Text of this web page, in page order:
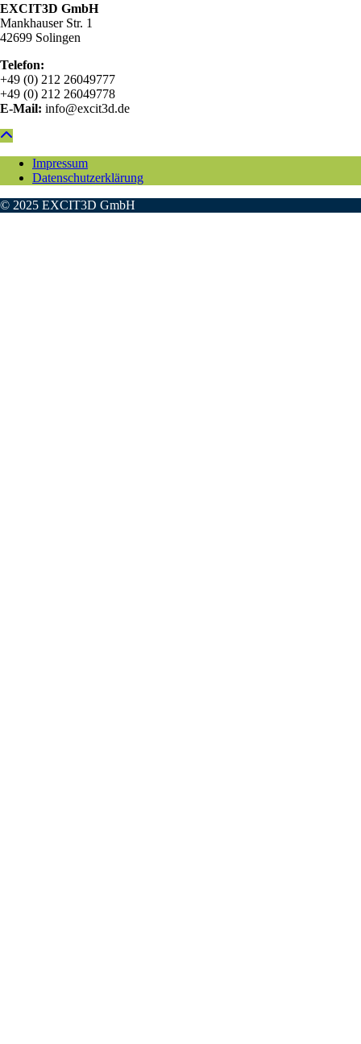
EXCIT3D GmbH
Mankhauser Str. 1
42699 Solingen
Telefon:
+49 (0) 212 26049777
+49 (0) 212 26049778
E-Mail: info@excit3d.de
Impressum
Datenschutzerklärung
© 2025 EXCIT3D GmbH